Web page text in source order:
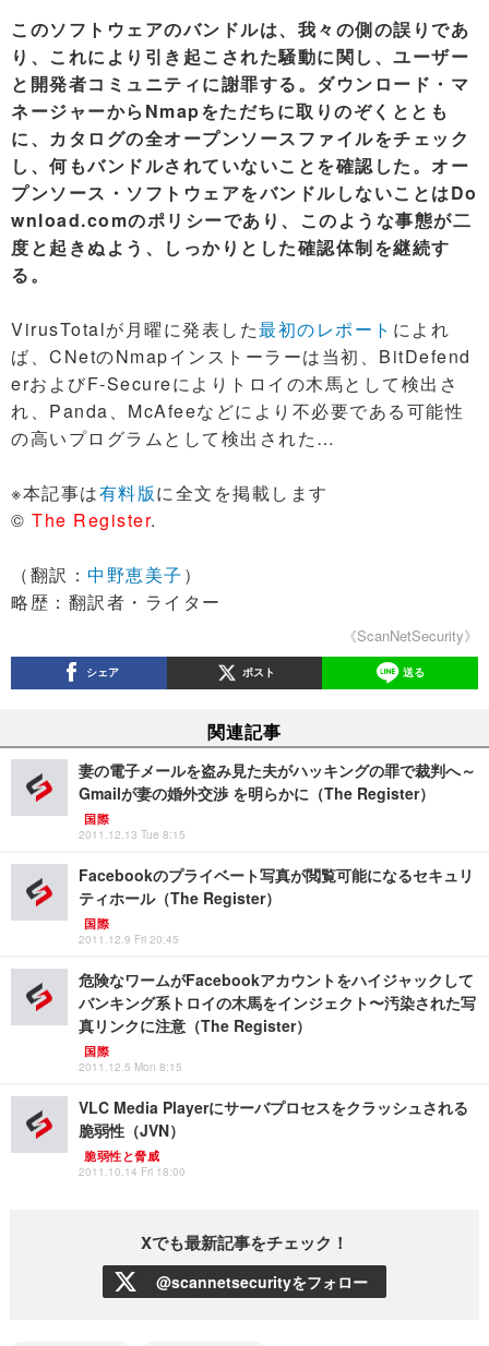
このソフトウェアのバンドルは、我々の側の誤りであ
り、これにより引き起こされた騒動に関し、ユーザー
と開発者コミュニティに謝罪する。ダウンロード・マ
ネージャーからNmapをただちに取りのぞくととも
に、カタログの全オープンソースファイルをチェック
し、何もバンドルされていないことを確認した。オー
プンソース・ソフトウェアをバンドルしないことはDo
wnload.comのポリシーであり、このような事態が二
度と起きぬよう、しっかりとした確認体制を継続す
る。
VirusTotalが月曜に発表した最初のレポート によれ
ば、CNetのNmapインストーラーは当初、BitDefend
erおよびF-Secureによりトロイの木馬として検出さ
れ、Panda、McAfeeなどにより不必要である可能性
の高いプログラムとして検出された…
※本記事は有料版に全文を掲載します
© The Register.
（翻訳： 中野恵美子 ）
略歴：翻訳者・ライター
《ScanNetSecurity》
シェア ポスト 送る
関連記事
妻の電子メールを盗み見た夫がハッキングの罪で裁判へ～
Gmailが妻の婚外交渉 を明らかに（The Register）
国際
2011.12.13 Tue 8:15
Facebookのプライベート写真が閲覧可能になるセキュリ
ティホール（The Register）
国際
2011.12.9 Fri 20:45
危険なワームがFacebookアカウントをハイジャックして
バンキング系トロイの木馬をインジェクト〜汚染された写
真リンクに注意（The Register）
国際
2011.12.5 Mon 8:15
VLC Media Playerにサーバプロセスをクラッシュされる
脆弱性（JVN）
脆弱性と脅威
2011.10.14 Fri 18:00
Xでも最新記事をチェック！
@scannetsecurityをフォロー